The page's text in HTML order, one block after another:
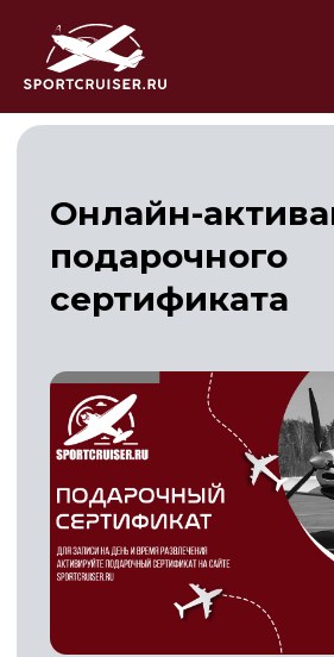
сертификата
Активируйте сертификат без звонков. Активация
придет на вашу почту в течение 24 часов.